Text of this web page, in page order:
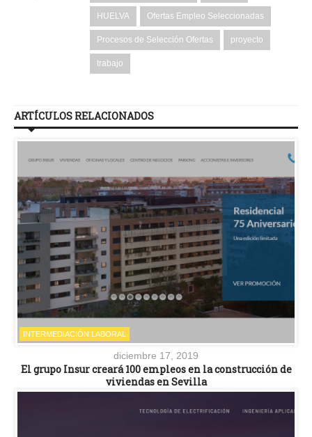
HUELVA Ofertas Empleo Seleccionadas
Procesos de Selección Ofertas proyecto
trabajo
ARTÍCULOS RELACIONADOS
INTERMEDIACIÓN LABORAL
diciembre 17, 2019
El grupo Insur creará 100 empleos en la construcción de
viviendas en Sevilla